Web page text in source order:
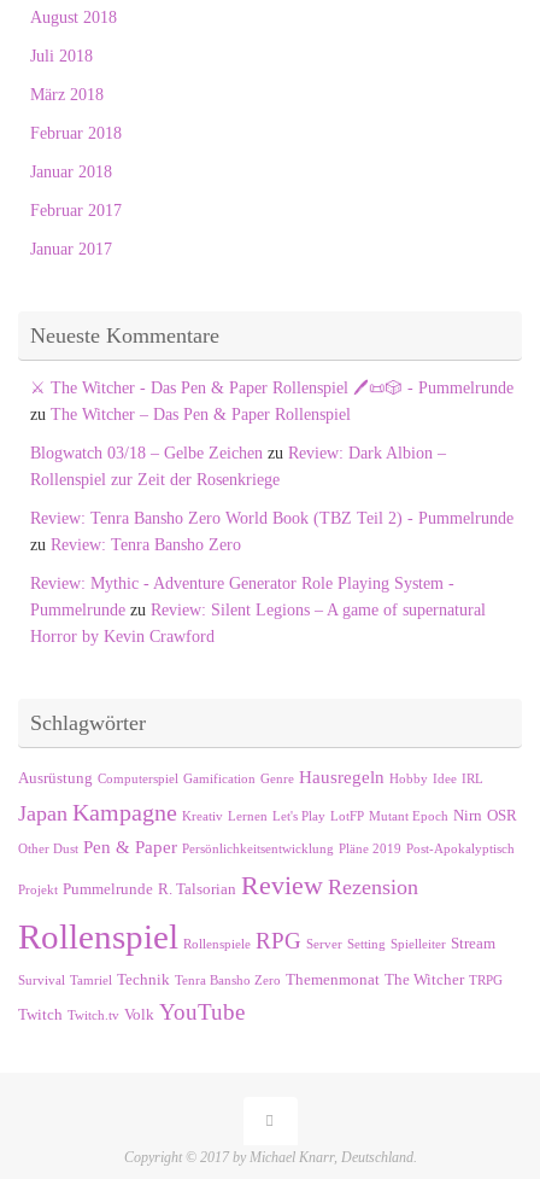
August 2018
Juli 2018
März 2018
Februar 2018
Januar 2018
Februar 2017
Januar 2017
Neueste Kommentare
⚔️ The Witcher - Das Pen & Paper Rollenspiel 🖊️📜🎲 - Pummelrunde
zu The Witcher – Das Pen & Paper Rollenspiel
Blogwatch 03/18 – Gelbe Zeichen zu Review: Dark Albion –
Rollenspiel zur Zeit der Rosenkriege
Review: Tenra Bansho Zero World Book (TBZ Teil 2) - Pummelrunde
zu Review: Tenra Bansho Zero
Review: Mythic - Adventure Generator Role Playing System -
Pummelrunde zu Review: Silent Legions – A game of supernatural
Horror by Kevin Crawford
Schlagwörter
Ausrüstung Computerspiel Gamification Genre Hausregeln Hobby Idee IRL
Japan Kampagne Kreativ Lernen Let's Play LotFP Mutant Epoch Nirn OSR
Other Dust Pen & Paper Persönlichkeitsentwicklung Pläne 2019 Post-Apokalyptisch
Projekt Pummelrunde R. Talsorian Review Rezension
Rollenspiel Rollenspiele RPG Server Setting Spielleiter Stream
Survival Tamriel Technik Tenra Bansho Zero Themenmonat The Witcher TRPG
Twitch Twitch.tv Volk YouTube
Copyright © 2017 by Michael Knarr, Deutschland.